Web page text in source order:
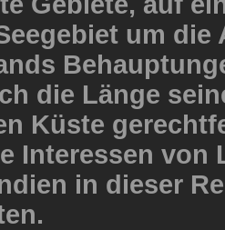
um die
die Länge
Küste
Interessen von
in dieser